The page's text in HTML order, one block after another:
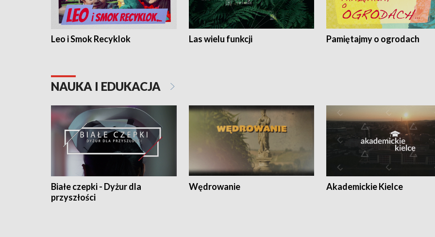
Leo i Smok Recyklok Las wielu funkcji Pamiętajmy o ogrodach
NAUKA I EDUKACJA
Białe czepki - Dyżur dla
przyszłości
Wędrowanie Akademickie Kielce